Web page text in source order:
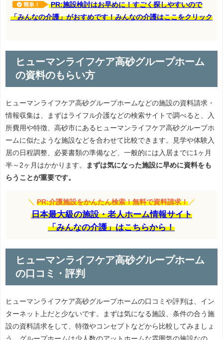
簡単！
PR:施設検討はお早めに！すごく探しやすいので
「みんなの介護」がおすめです！みんなの介護はここをクリック
ヒューマンライフケア高砂グループホーム
の資料のもらい方
ヒューマンライフケア高砂グループホームなどの施設の資料請求・
情報収集は、まずはライフル介護などの検索サイトで調べると、入
所費用や特徴、高砂市にあるヒューマンライフケア高砂グループホ
ームに似たような施設などを合わせて比較できます。見学や体験入
居の日程調整、必要書類の準備など、一般的には入居までに1ヶ月
半～2ヶ月はかかります。
まずは気になった施設に早めに資料をも
らうことが重要です。
＼ PR:介護施設をかんたん検索！無料で資料請求！ ／
日本最大級の施設・老人ホーム情報サイト
「みんなの介護」はこちらから！
ヒューマンライフケア高砂グループホーム
の口コミ・評判
ヒューマンライフケア高砂グループホームの口コミや評判は、イン
ターネット上だと少ないです。まずは気になる施設、条件の合う施
設の資料請求をして、特徴やコンセプトなどから比較してみましょ
う。グループホームは少人数のアットホームな雰囲気の施設なの